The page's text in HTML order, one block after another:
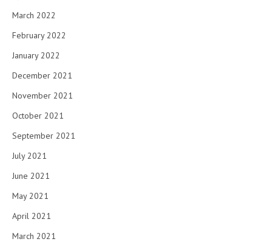
March 2022
February 2022
January 2022
December 2021
November 2021
October 2021
September 2021
July 2021
June 2021
May 2021
April 2021
March 2021